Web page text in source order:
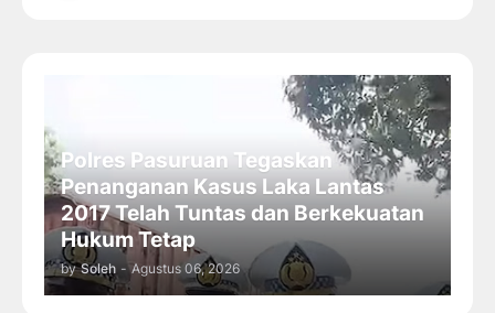
Polres Pasuruan Tegaskan
Penanganan Kasus Laka Lantas
2017 Telah Tuntas dan Berkekuatan
Hukum Tetap
by Soleh - Agustus 06, 2026